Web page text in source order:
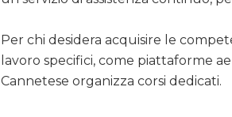
Per chi desidera acquisire le
lavoro specifici, come piattaforme
Cannetese organizza corsi dedicati.